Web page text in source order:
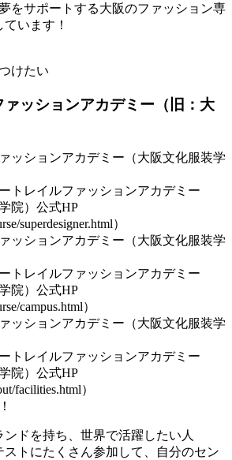
をサポートする大阪のファッション専
います！
けたい
ァッションアカデミー（旧：大
トレイルファッションアカデミー
院）公式HP
superdesigner.html）
トレイルファッションアカデミー
院）公式HP
campus.html）
トレイルファッションアカデミー
院）公式HP
facilities.html）
ンドを持ち、世界で活躍したい人
ストにたくさん参加して、自分のセン